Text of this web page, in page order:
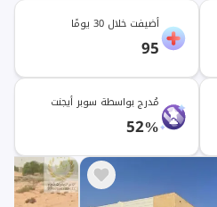
أضيفت خلال 30 يومًا
95
مُدرج بواسطة سوبر أيجنت
52%